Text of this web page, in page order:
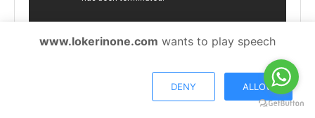
www.lokerinone.com wants to play speech
DENY ALLOW